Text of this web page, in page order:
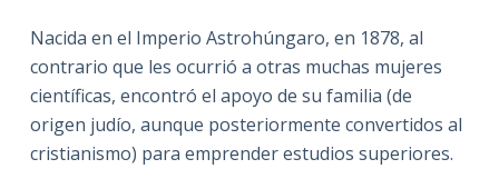
Nacida en el Imperio Astrohúngaro, en 1878, al
contrario que les ocurrió a otras muchas mujeres
científicas, encontró el apoyo de su familia (de
origen judío, aunque posteriormente convertidos al
cristianismo) para emprender estudios superiores.